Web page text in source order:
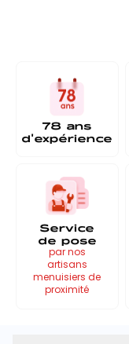
78 ans
d'expérience
Service
de pose
par nos
artisans
menuisiers de
proximité